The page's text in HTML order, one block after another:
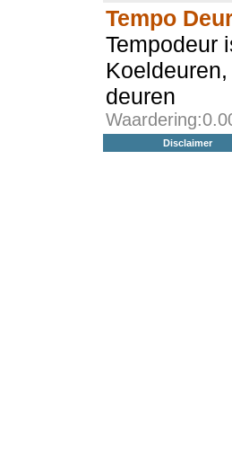
Tempo
Tempodeur
deuren
Disclaimer